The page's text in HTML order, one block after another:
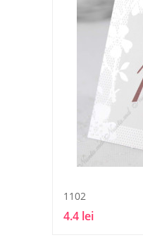
1102
4.4 lei